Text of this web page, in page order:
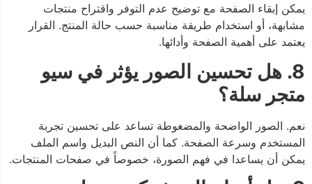
يمكن إبقاء الصفحة مع توضيح عدم التوفر واقتراح منتجات
مشابهة، أو استخدام طريقة مناسبة حسب حالة المنتج. القرار
يعتمد على أهمية الصفحة وأدائها.
8. هل تحسين الصور يؤثر في سيو
متجر سلة؟
نعم. الصور الواضحة والمضغوطة تساعد على تحسين تجربة
المستخدم وسرعة الصفحة. كما أن النص البديل واسم الملف
يمكن أن يساعدا في فهم الصورة، خصوصاً في صفحات المنتجات.